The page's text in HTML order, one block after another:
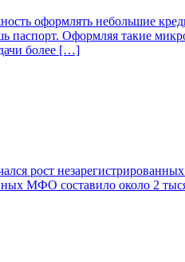
оформлять небольшие
паспорт. Оформляя такие
более […]
рост
МФО составило около 2